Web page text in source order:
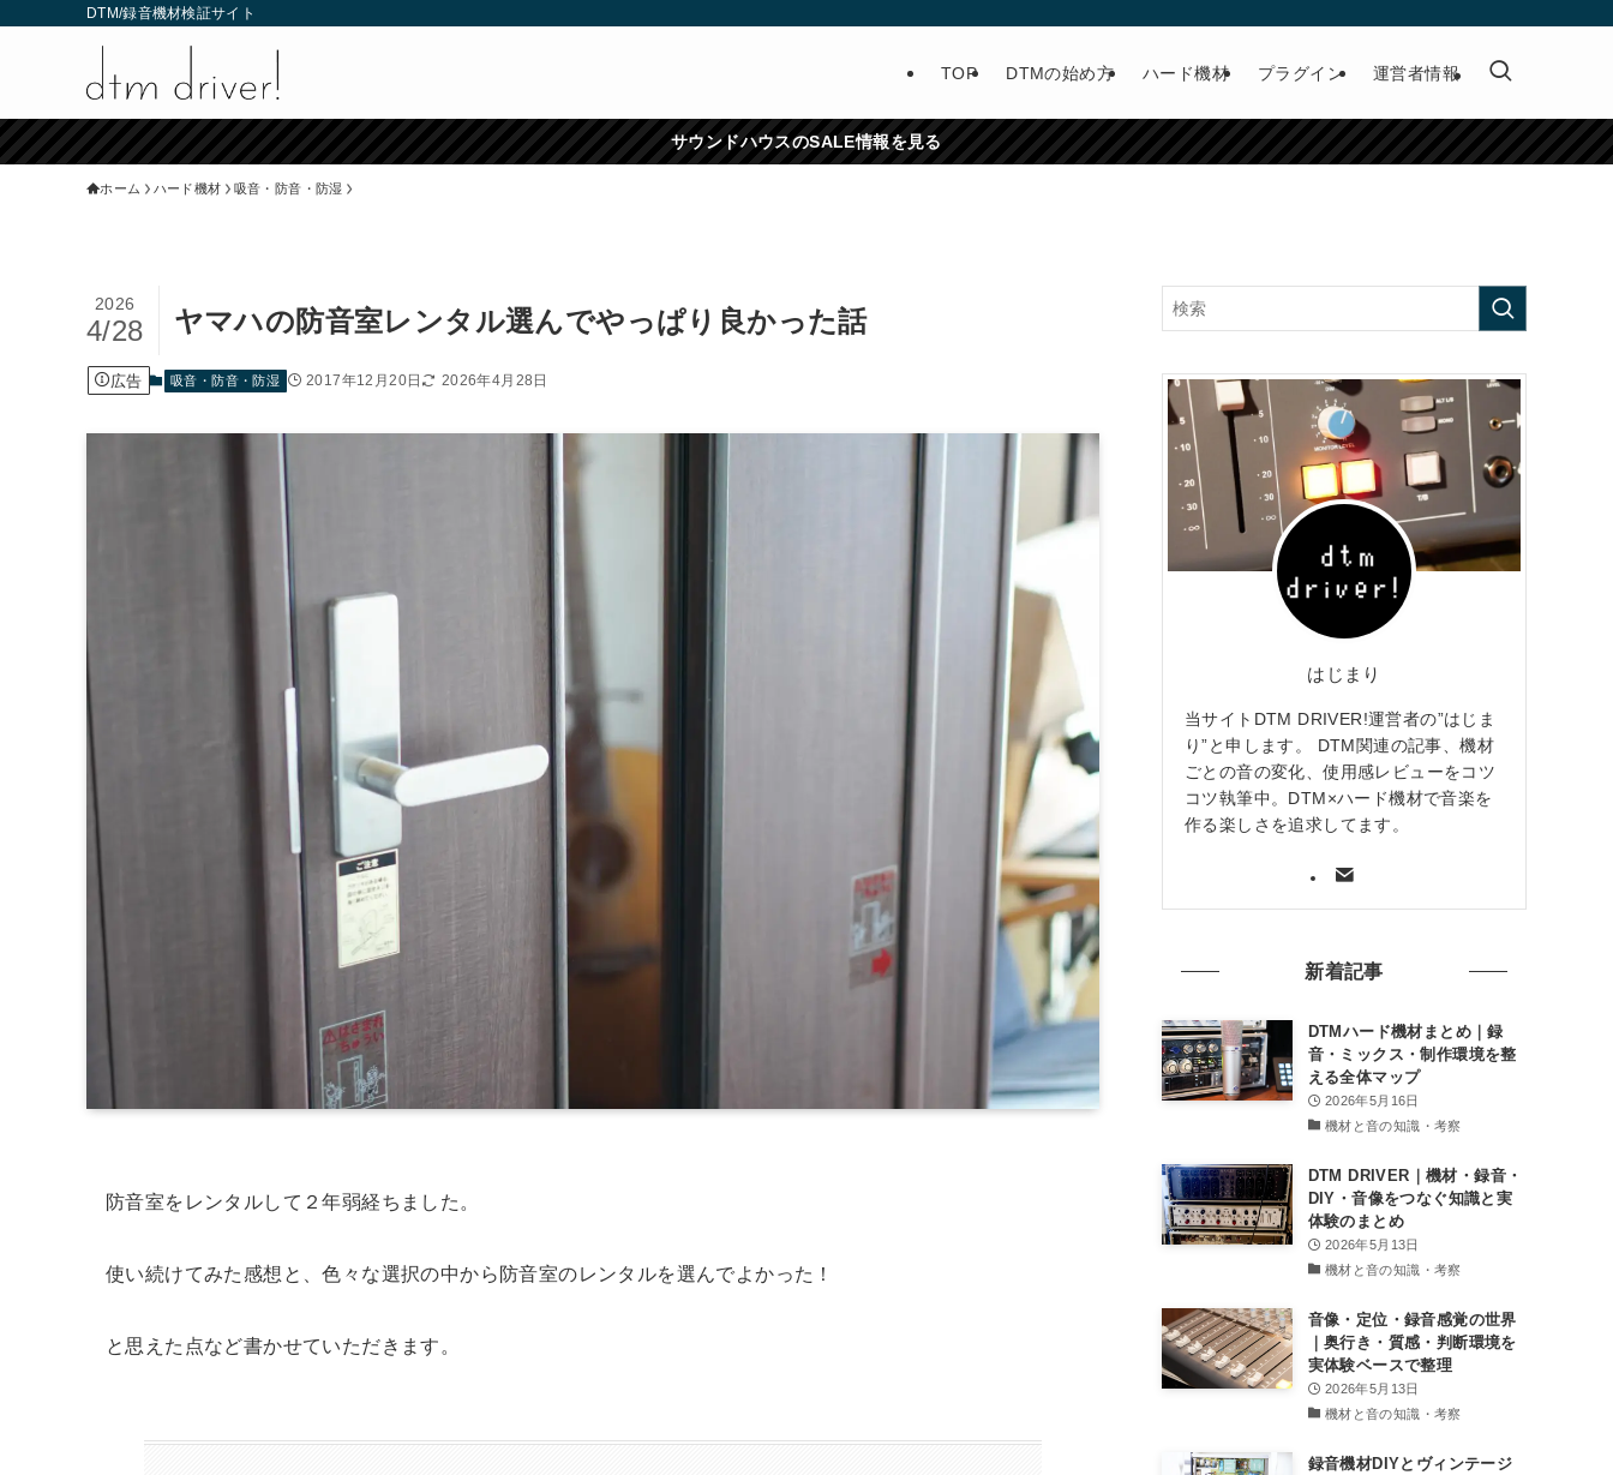
DTM/録音機材検証サイト
TOP DTMの始め方 ハード機材 プラグイン 運営者情報
サウンドハウスのSALE情報を見る
ホーム ハード機材 吸音・防音・防湿
ヤマハの防音室レンタル選んでやっぱり良かった話
2026
4/28
広告 吸音・防音・防湿 2017年12月20日 2026年4月28日
防音室をレンタルして２年弱経ちました。
使い続けてみた感想と、色々な選択の中から防音室のレンタルを選んでよかった！
と思えた点など書かせていただきます。
はじまり
当サイトDTM DRIVER!運営者の”はじま
り”と申します。 DTM関連の記事、機材
ごとの音の変化、使用感レビューをコツ
コツ執筆中。DTM×ハード機材で音楽を
作る楽しさを追求してます。
新着記事
DTMハード機材まとめ｜録
音・ミックス・制作環境を整
える全体マップ
2026年5月16日
機材と音の知識・考察
DTM DRIVER｜機材・録音・
DIY・音像をつなぐ知識と実
体験のまとめ
2026年5月13日
機材と音の知識・考察
音像・定位・録音感覚の世界
｜奥行き・質感・判断環境を
実体験ベースで整理
2026年5月13日
機材と音の知識・考察
録音機材DIYとヴィンテージ